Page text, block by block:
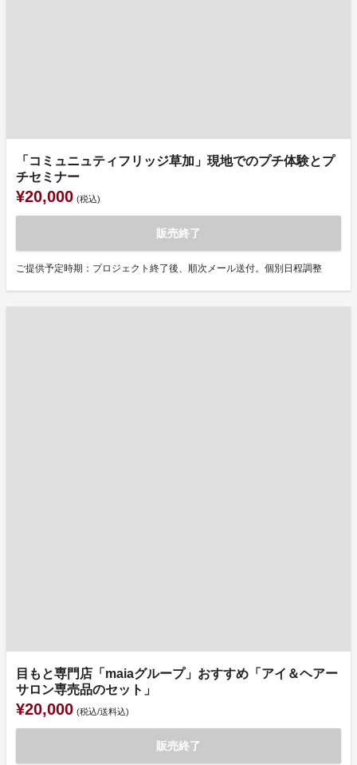
「コミュニュティフリッジ草加」現地でのプチ体験とプ
チセミナー
¥20,000 (税込)
販売終了
ご提供予定時期：プロジェクト終了後、順次メール送付。個別日程調整
目もと専門店「maiaグループ」おすすめ「アイ＆ヘアー
サロン専売品のセット」
¥20,000 (税込/送料込)
販売終了